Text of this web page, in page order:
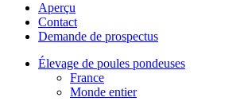
Aperçu
Contact
Demande de prospectus
Élevage de poules pondeuses
France
Monde entier